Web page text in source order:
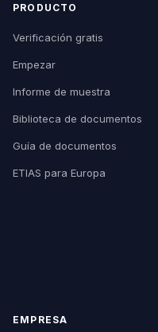
PRODUCTO
Verificación gratis
Empezar
Informe de muestra
Biblioteca de documentos
Guía de documentos
ETIAS para Europa
EMPRESA